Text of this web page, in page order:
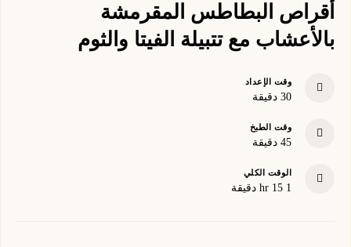
أقراص البطاطس المقرمشة
بالأعشاب مع تتبيلة الفيتا والثوم
وقت الإعداد
30
minutes
دقيقة
وقت الطبخ
45
minutes
دقيقة
الوقت الكلي
1
hour
hr 15
minutes
دقيقة